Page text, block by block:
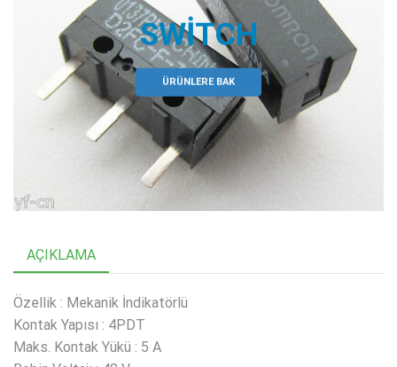
SWITCH
ÜRÜNLERE BAK
AÇIKLAMA
Özellik : Mekanik İndikatörlü
Kontak Yapısı : 4PDT
Maks. Kontak Yükü : 5 A